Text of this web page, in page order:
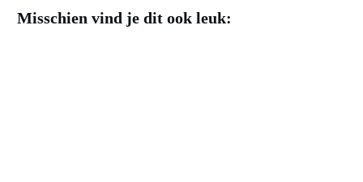
Misschien vind je dit ook leuk: